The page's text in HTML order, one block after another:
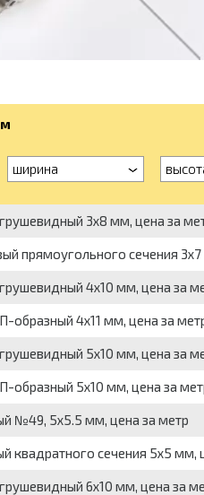
ширина
3x8 мм, цена за
прямоугольного сечения
4x10 мм, цена за
образный 4x11 мм, цена за
5x10 мм, цена за
образный 5x10 мм, цена за
№49, 5x5.5 мм, цена за метр
квадратного сечения 5x5 мм,
6x10 мм, цена за